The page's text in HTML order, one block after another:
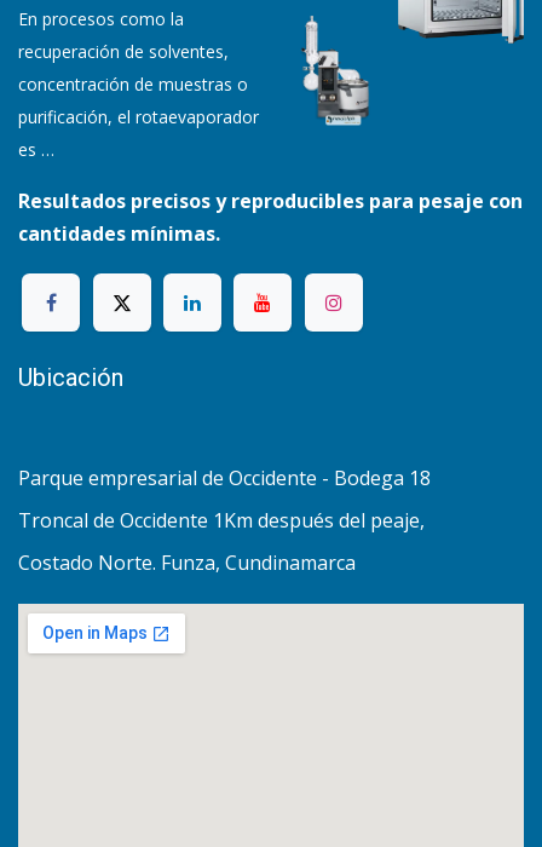
En procesos como la
recuperación de solventes,
concentración de muestras o
purificación, el rotaevaporador
es …
Resultados precisos y reproducibles para pesaje con
cantidades mínimas.
Ubicación
Parque empresarial de Occidente - Bodega 18
Troncal de Occidente 1Km después del peaje,
Costado Norte. Funza, Cundinamarca